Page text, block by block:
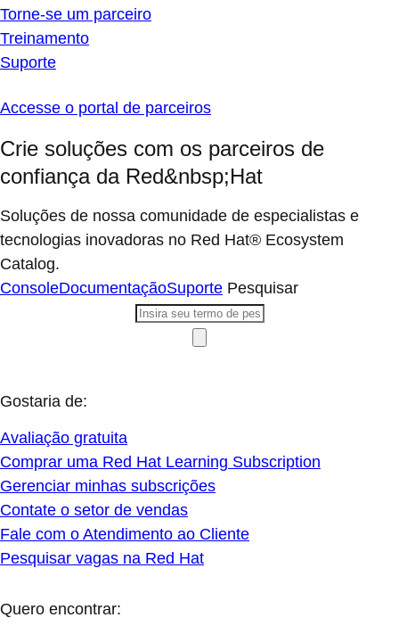
Torne-se um parceiro
Treinamento
Suporte
Accesse o portal de parceiros
Crie soluções com os parceiros de
confiança da Red&nbsp;Hat
Soluções de nossa comunidade de especialistas e
tecnologias inovadoras no Red Hat® Ecosystem
Catalog.
ConsoleDocumentaçãoSuporte Pesquisar
Gostaria de:
Avaliação gratuita
Comprar uma Red Hat Learning Subscription
Gerenciar minhas subscrições
Contate o setor de vendas
Fale com o Atendimento ao Cliente
Pesquisar vagas na Red Hat
Quero encontrar: